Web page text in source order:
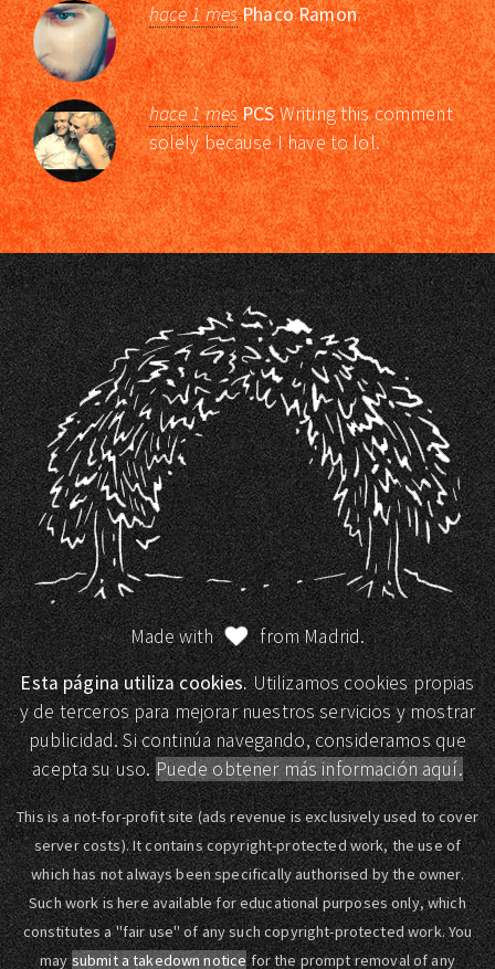
hace 1 mesPhaco Ramon
hace 1 mesPCSWriting this comment
solely because I have to lol.
Made with
from Madrid.
Esta página utiliza cookies.Utilizamos cookies propias
y de terceros para mejorar nuestros servicios y mostrar
publicidad. Si continúa navegando, consideramos que
acepta su uso.Puede obtener más información aquí.
This is a not-for-profit site (ads revenue is exclusively used to cover
server costs). It contains copyright-protected work, the use of
which has not always been specifically authorised by the owner.
Such work is here available for educational purposes only, which
constitutes a "fair use" of any such copyright-protected work. You
maysubmit a takedown noticefor the prompt removal of any